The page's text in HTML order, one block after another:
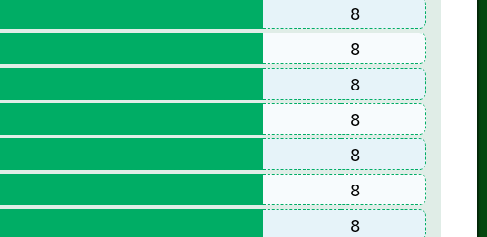
8
8
8
8
8
8
8